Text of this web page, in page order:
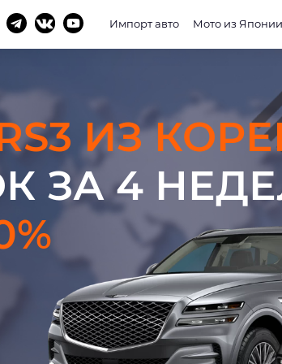
Импорт авто Мото из Японии
ИЗ
ЗА 4